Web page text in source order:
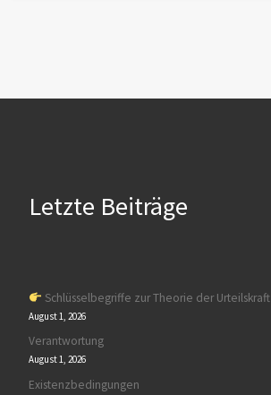
Letzte Beiträge
Schlüsselbegriffe zur Theorie der Urteilskraft
August 1, 2026
Verantwortung
August 1, 2026
Existenzbedingungen